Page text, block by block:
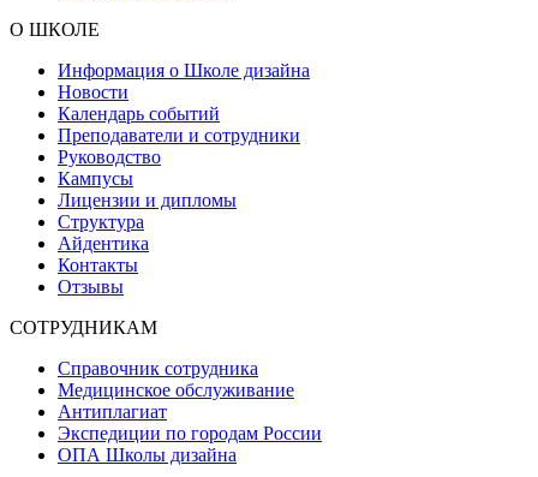
О ШКОЛЕ
Информация о Школе дизайна
Новости
Календарь событий
Преподаватели и сотрудники
Руководство
Кампусы
Лицензии и дипломы
Структура
Айдентика
Контакты
Отзывы
СОТРУДНИКАМ
Справочник сотрудника
Медицинское обслуживание
Антиплагиат
Экспедиции по городам России
ОПА Школы дизайна